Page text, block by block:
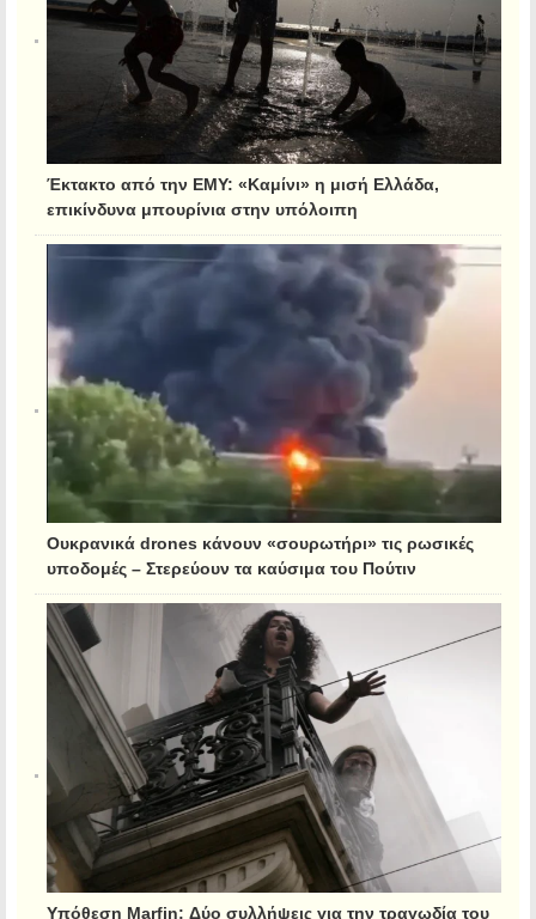
Έκτακτο από την ΕΜΥ: «Καμίνι» η μισή Ελλάδα,
επικίνδυνα μπουρίνια στην υπόλοιπη
Ουκρανικά drones κάνουν «σουρωτήρι» τις ρωσικές
υποδομές – Στερεύουν τα καύσιμα του Πούτιν
Υπόθεση Marfin: Δύο συλλήψεις για την τραγωδία του